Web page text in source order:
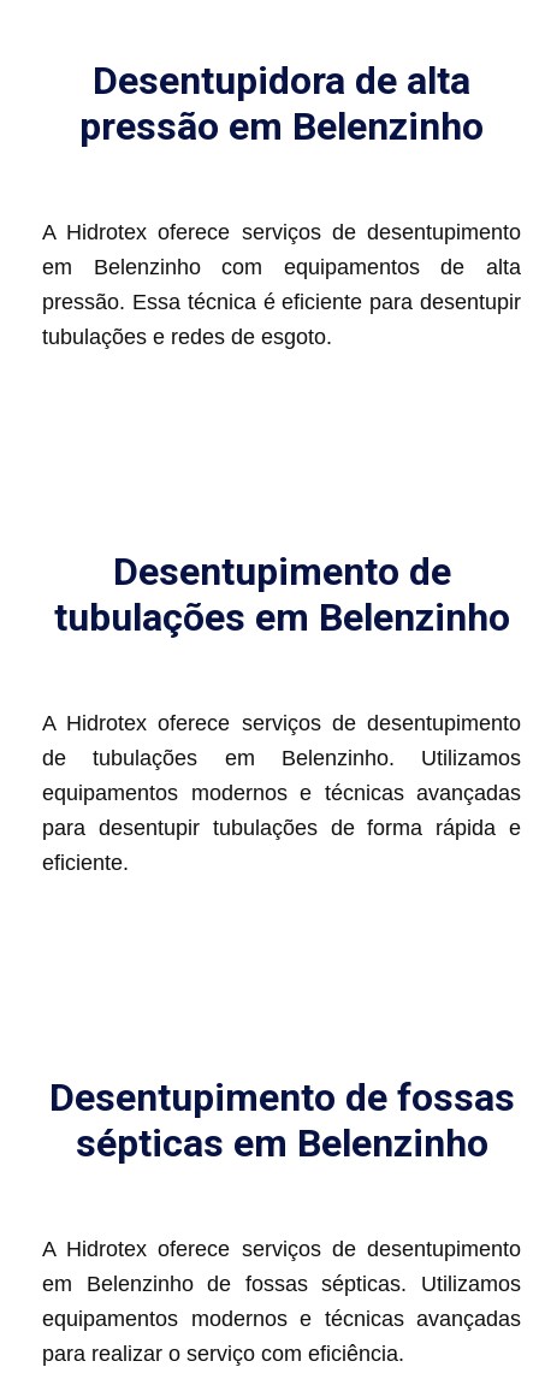
Desentupidora de alta
pressão em Belenzinho
A Hidrotex oferece serviços de desentupimento
em Belenzinho com equipamentos de alta
pressão. Essa técnica é eficiente para desentupir
tubulações e redes de esgoto.
Desentupimento de
tubulações em Belenzinho
A Hidrotex oferece serviços de desentupimento
de tubulações em Belenzinho. Utilizamos
equipamentos modernos e técnicas avançadas
para desentupir tubulações de forma rápida e
eficiente.
Desentupimento de fossas
sépticas em Belenzinho
A Hidrotex oferece serviços de desentupimento
em Belenzinho de fossas sépticas. Utilizamos
equipamentos modernos e técnicas avançadas
para realizar o serviço com eficiência.